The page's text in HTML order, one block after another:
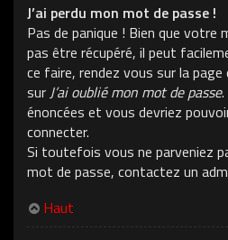
J’ai perdu mon mot de passe !
Pas de panique ! Bien que votre
pas être récupéré, il peut
ce faire, rendez vous sur la page
sur J’ai oublié mon mot de passe
énoncées et vous devriez
connecter.
Si toutefois vous ne parveniez
mot de passe, contactez un
Haut